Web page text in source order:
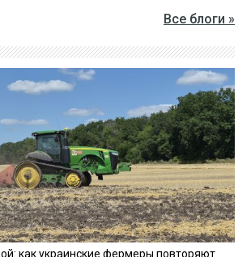
Все блоги »
как украинские фермеры повторяют